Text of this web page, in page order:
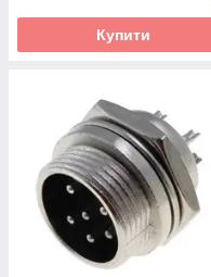
Купити